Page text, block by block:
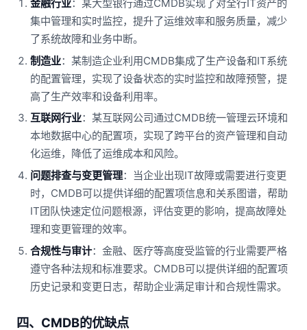
金融行业：某大型银行通过CMDB实现了对全行IT资产的
集中管理和实时监控，提升了运维效率和服务质量，减少
了系统故障和业务中断。
制造业：某制造企业利用CMDB集成了生产设备和IT系统
的配置管理，实现了设备状态的实时监控和故障预警，提
高了生产效率和设备利用率。
互联网行业：某互联网公司通过CMDB统一管理云环境和
本地数据中心的配置项，实现了跨平台的资产管理和自动
化运维，降低了运维成本和风险。
问题排查与变更管理：当企业出现IT故障或需要进行变更
时，CMDB可以提供详细的配置项信息和关系图谱，帮助
IT团队快速定位问题根源，评估变更的影响，提高故障处
理和变更管理的效率。
合规性与审计：金融、医疗等高度受监管的行业需要严格
遵守各种法规和标准要求。CMDB可以提供详细的配置项
历史记录和变更日志，帮助企业满足审计和合规性需求。
四、CMDB的优缺点